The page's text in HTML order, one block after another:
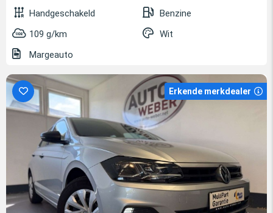
Handgeschakeld
Benzine
109 g/km
Wit
Margeauto
Erkende merkdealer